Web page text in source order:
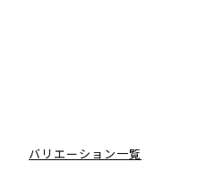
バリエーション一覧